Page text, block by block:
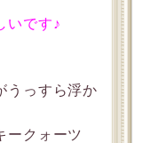
いです♪
うっすら浮か
ークォーツ